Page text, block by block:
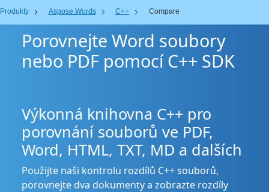
Produkty Aspose.Words C++ Compare
Porovnejte Word soubory
nebo PDF pomocí C++ SDK
Výkonná knihovna C++ pro
porovnání souborů ve PDF,
Word, HTML, TXT, MD a dalších
Použijte naši kontrolu rozdílů C++ souborů,
porovnejte dva dokumenty a zobrazte rozdíly